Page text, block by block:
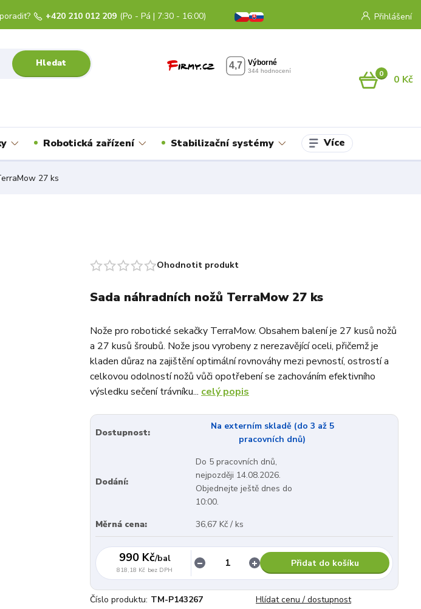
Přihlášení
Hledat
+420 210 012 209 (Po - Pá | 7:30 - 16:00)
0 0 Kč
Robotická zařízení Stabilizační systémy Více
27 ks
Ohodnotit produkt
Sada náhradních nožů TerraMow 27 ks
Nože pro robotické sekačky TerraMow. Obsahem balení je 27 kusů nožů
a 27 kusů šroubů. Nože jsou vyrobeny z nerezavějící oceli, přičemž je
kladen důraz na zajištění optimální rovnováhy mezi pevností, ostrostí a
celkovou odolností nožů vůči opotřebení se zachováním efektivního
výsledku sečení trávníku... celý popis
Dostupnost:
Na externím skladě (do 3 až 5
pracovních dnů)
Dodání:
Do 5 pracovních dnů,
nejpozději 14.08.2026.
Objednejte ještě dnes do
10:00.
Měrná cena:
36,67 Kč / ks
990 Kč/bal
818,18 Kč bez DPH
Přidat do košíku
Číslo produktu: TM-P143267 Hlídat cenu / dostupnost